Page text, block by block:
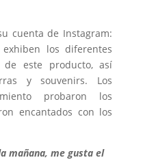
cuenta de Instagram:
los diferentes
de este producto, así
y souvenirs. Los
probaron los
encantados con los
mañana, me gusta el